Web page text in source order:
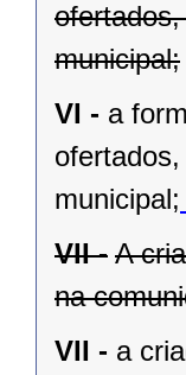
municipal;
VI - a
municipal;
VII - A
na
VII - a